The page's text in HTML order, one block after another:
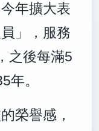
年擴大表
」，服務
之後每滿5
年。
榮譽感，